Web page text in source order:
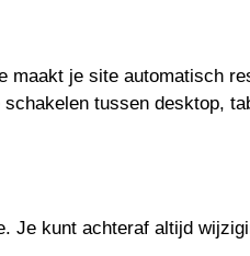
maakt je site automatisch
tussen desktop,
Je kunt achteraf altijd